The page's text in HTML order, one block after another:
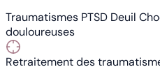
Traumatismes PTSD Deuil
douloureuses
Retraitement des